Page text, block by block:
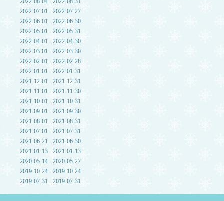
2022-08-04 - 2022-08-31
2022-07-01 - 2022-07-27
2022-06-01 - 2022-06-30
2022-05-01 - 2022-05-31
2022-04-01 - 2022-04-30
2022-03-01 - 2022-03-30
2022-02-01 - 2022-02-28
2022-01-01 - 2022-01-31
2021-12-01 - 2021-12-31
2021-11-01 - 2021-11-30
2021-10-01 - 2021-10-31
2021-09-01 - 2021-09-30
2021-08-01 - 2021-08-31
2021-07-01 - 2021-07-31
2021-06-21 - 2021-06-30
2021-01-13 - 2021-01-13
2020-05-14 - 2020-05-27
2019-10-24 - 2019-10-24
2019-07-31 - 2019-07-31